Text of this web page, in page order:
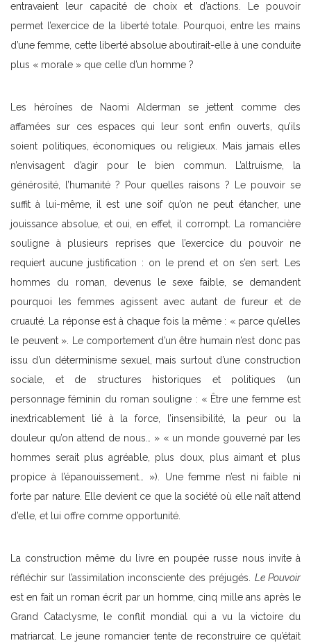
entravaient leur capacité de choix et d’actions. Le pouvoir
permet l’exercice de la liberté totale. Pourquoi, entre les mains
d’une femme, cette liberté absolue aboutirait-elle à une conduite
plus « morale » que celle d’un homme ?
Les héroïnes de Naomi Alderman se jettent comme des
affamées sur ces espaces qui leur sont enfin ouverts, qu’ils
soient politiques, économiques ou religieux. Mais jamais elles
n’envisagent d’agir pour le bien commun. L’altruisme, la
générosité, l’humanité ? Pour quelles raisons ? Le pouvoir se
suffit à lui-même, il est une soif qu’on ne peut étancher, une
jouissance absolue, et oui, en effet, il corrompt. La romancière
souligne à plusieurs reprises que l’exercice du pouvoir ne
requiert aucune justification : on le prend et on s’en sert. Les
hommes du roman, devenus le sexe faible, se demandent
pourquoi les femmes agissent avec autant de fureur et de
cruauté. La réponse est à chaque fois la même : « parce qu’elles
le peuvent ». Le comportement d’un être humain n’est donc pas
issu d’un déterminisme sexuel, mais surtout d’une construction
sociale, et de structures historiques et politiques (un
personnage féminin du roman souligne : « Être une femme est
inextricablement lié à la force, l’insensibilité, la peur ou la
douleur qu’on attend de nous… » « un monde gouverné par les
hommes serait plus agréable, plus doux, plus aimant et plus
propice à l’épanouissement… »). Une femme n’est ni faible ni
forte par nature. Elle devient ce que la société où elle naît attend
d’elle, et lui offre comme opportunité.
La construction même du livre en poupée russe nous invite à
réfléchir sur l’assimilation inconsciente des préjugés. Le Pouvoir
est en fait un roman écrit par un homme, cinq mille ans après le
Grand Cataclysme, le conflit mondial qui a vu la victoire du
matriarcat. Le jeune romancier tente de reconstruire ce qu’était